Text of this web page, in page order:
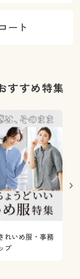
コート
すすめ特集
れいめ服・事務
プ